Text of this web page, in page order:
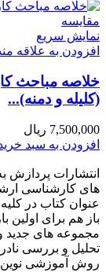
مقايسه
نمایش سریع
افزودن به علاقه
خلاصه مباحث
(کلیله و دمنه)...
7,500,000 ریال
افزودن به سبد
عنوان کتاب در
باز هم برای اولین
مجموعه های جدید
تحلیل و بررسی
روش آموزشی